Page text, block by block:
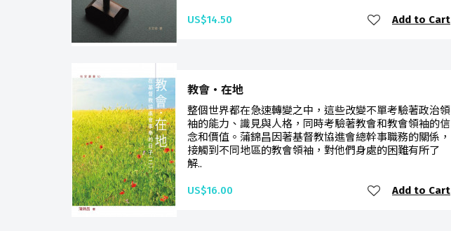
US$14.50 Add to Cart
教會‧在地
整個世界都在急速轉變之中，這些改變不單考驗著政治領
袖的能力、識見與人格，同時考驗著教會和教會領袖的信
念和價值。蒲錦昌因著基督教協進會總幹事職務的關係，
接觸到不同地區的教會領袖，對他們身處的困難有所了
解..
US$16.00 Add to Cart